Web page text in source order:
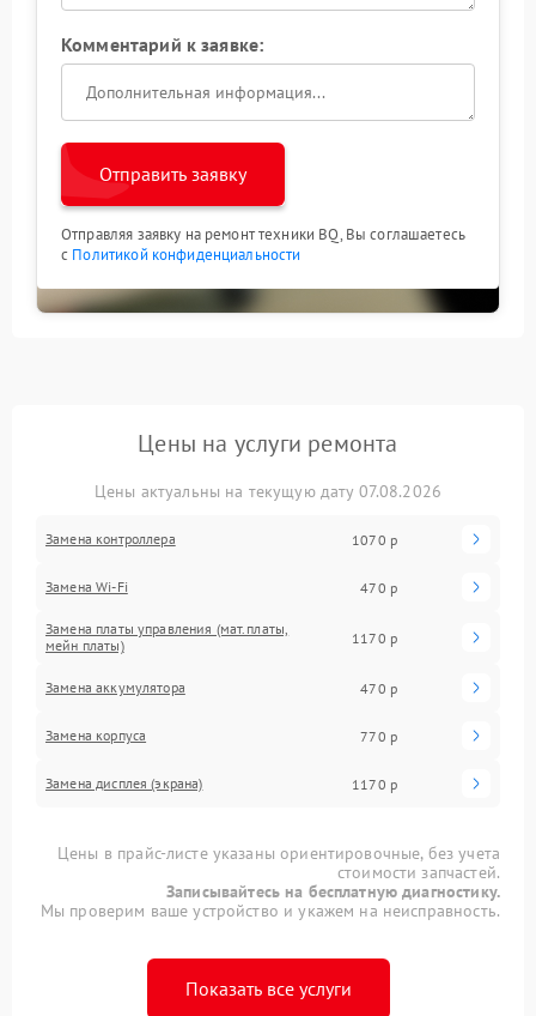
Комментарий к заявке:
Отправить заявку
Отправляя заявку на ремонт техники BQ, Вы соглашаетесь
с Политикой конфиденциальности
Цены на услуги ремонта
Цены актуальны на текущую дату 07.08.2026
Замена контроллера 1070 р
Замена Wi-Fi 470 р
Замена платы управления (мат.платы,
мейн платы)
1170 р
Замена аккумулятора 470 р
Замена корпуса 770 р
Замена дисплея (экрана) 1170 р
Цены в прайс-листе указаны ориентировочные, без учета
стоимости запчастей.
Записывайтесь на бесплатную диагностику.
Мы проверим ваше устройство и укажем на неисправность.
Показать все услуги